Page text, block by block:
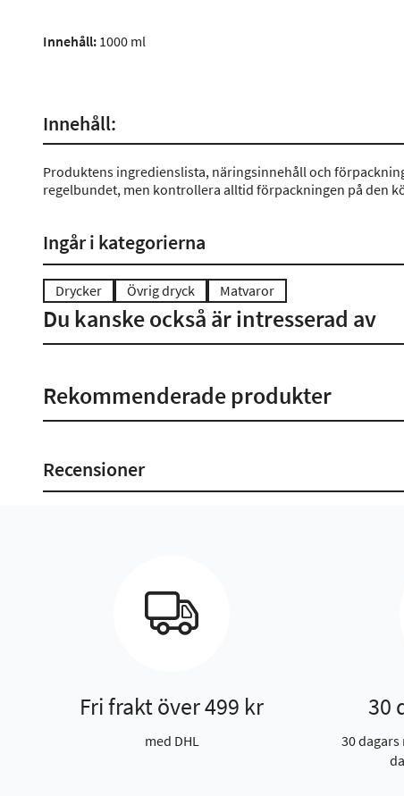
Innehåll: 1000 ml
Innehåll:
Produktens ingredienslista, näringsinnehåll och
regelbundet, men kontrollera alltid förpackningen på den
Ingår i kategorierna
Drycker Övrig dryck Matvaror
Du kanske också är intresserad av
Rekommenderade produkter
Recensioner
Fri frakt över 499 kr
med DHL
30
30